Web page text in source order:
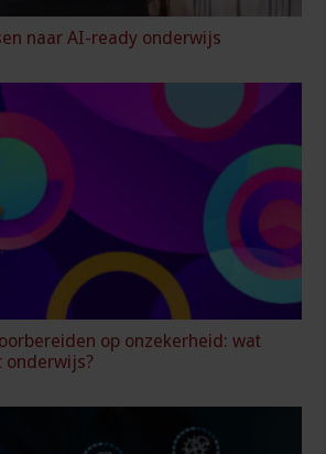
naar AI-ready onderwijs
op onzekerheid: wat
onderwijs?